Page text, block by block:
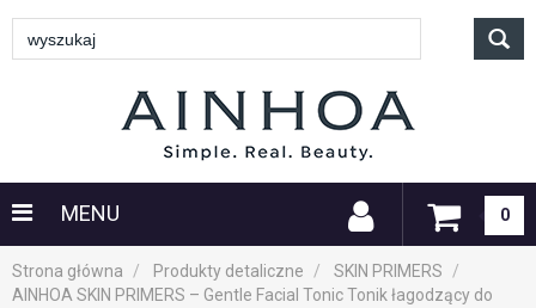
MENU 0
Strona główna Produkty detaliczne
SKIN PRIMERS
AINHOA SKIN PRIMERS – Gentle Facial Tonic Tonik łagodzący do